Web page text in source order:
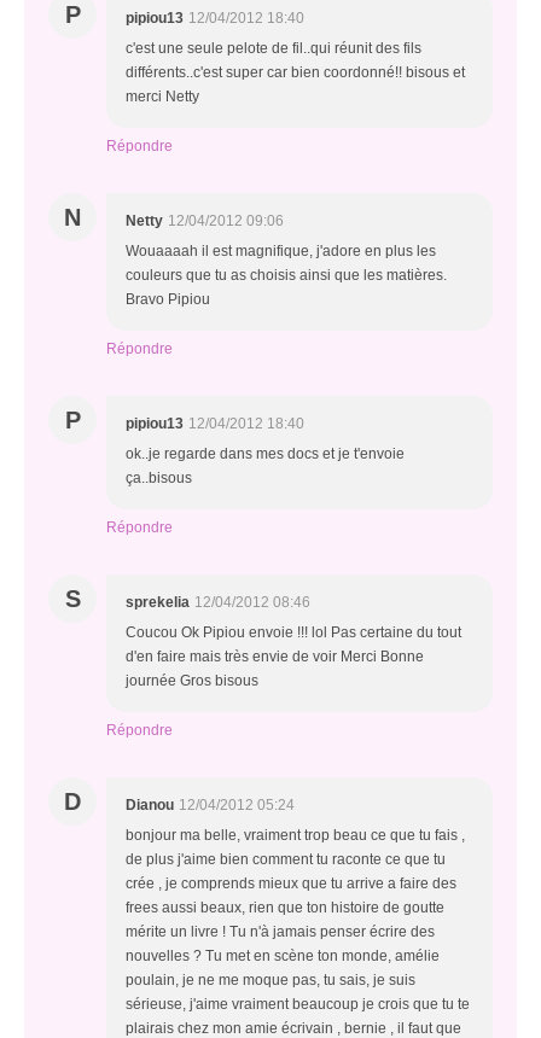
P pipiou13 12/04/2012 18:40
c'est une seule pelote de fil..qui réunit des fils
différents..c'est super car bien coordonné!! bisous et
merci Netty
Répondre
N Netty 12/04/2012 09:06
Wouaaaah il est magnifique, j'adore en plus les
couleurs que tu as choisis ainsi que les matières.
Bravo Pipiou
Répondre
P pipiou13 12/04/2012 18:40
ok..je regarde dans mes docs et je t'envoie
ça..bisous
Répondre
S sprekelia 12/04/2012 08:46
Coucou Ok Pipiou envoie !!! lol Pas certaine du tout
d'en faire mais très envie de voir Merci Bonne
journée Gros bisous
Répondre
D Dianou 12/04/2012 05:24
bonjour ma belle, vraiment trop beau ce que tu fais ,
de plus j'aime bien comment tu raconte ce que tu
crée , je comprends mieux que tu arrive a faire des
frees aussi beaux, rien que ton histoire de goutte
mérite un livre ! Tu n'à jamais penser écrire des
nouvelles ? Tu met en scène ton monde, amélie
poulain, je ne me moque pas, tu sais, je suis
sérieuse, j'aime vraiment beaucoup je crois que tu te
plairais chez mon amie écrivain , bernie , il faut que